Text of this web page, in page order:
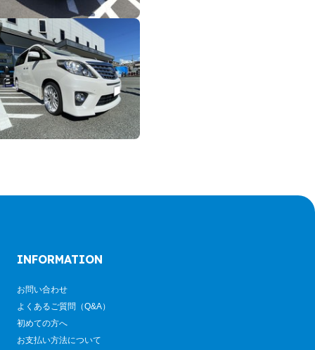
INFORMATION
お問い合わせ
よくあるご質問（Q&A）
初めての方へ
お支払い方法について